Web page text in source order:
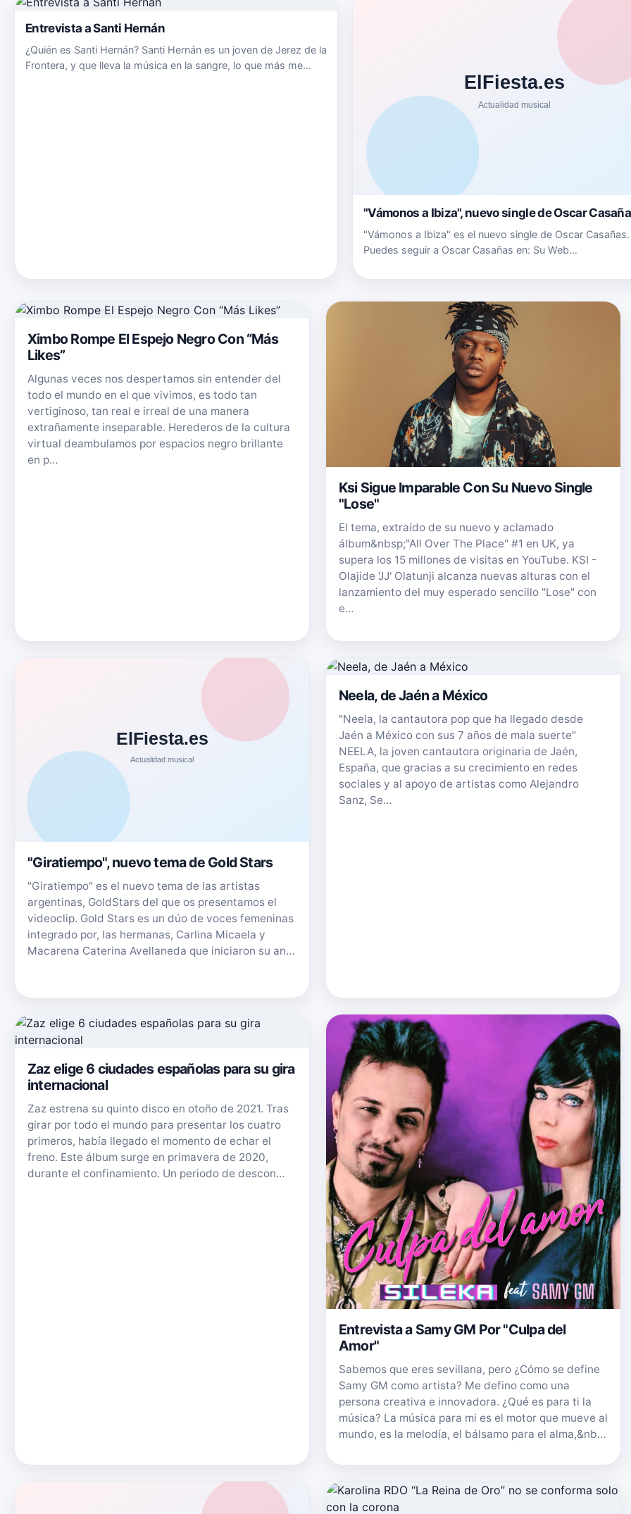
Entrevista a Santi Hernán
¿Quién es Santi Hernán? Santi Hernán es un joven de Jerez de la
Frontera, y que lleva la música en la sangre, lo que más me
"Vámonos a Ibiza", nuevo single de Oscar
"Vámonos a Ibiza" es el nuevo single de Oscar Casañas.
Puedes seguir a Oscar Casañas en: Su Web
Twitter&nbsp;@OSCARCASANAS Su
CASAÑAS Su Canal de YouTube:&nbsp…
Ximbo Rompe El Espejo Negro Con “Más
Likes”
Algunas veces nos despertamos sin entender del
todo el mundo en el que vivimos, es todo tan
vertiginoso, tan real e irreal de una manera
extrañamente inseparable. Herederos de la cultura
virtual deambulamos por espacios negro brillante
en p…
Ksi Sigue Imparable Con Su Nuevo Single
"Lose"
El tema, extraído de su nuevo y aclamado
álbum&nbsp;"All Over The Place" #1 en UK, ya
supera los 15 millones de visitas en YouTube. KSI -
Olajide 'JJ' Olatunji alcanza nuevas alturas con el
lanzamiento del muy esperado sencillo "Lose" con
e…
"Giratiempo", nuevo tema de Gold Stars
"Giratiempo" es el nuevo tema de las artistas
argentinas, GoldStars del que os presentamos el
videoclip. Gold Stars es un dúo de voces femeninas
integrado por, las hermanas, Carlina Micaela y
Macarena Caterina Avellaneda que iniciaron su an…
Neela, de Jaén a México
"Neela, la cantautora pop que ha llegado desde
Jaén a México con sus 7 años de mala suerte"
NEELA, la joven cantautora originaria de Jaén,
España, que gracias a su crecimiento en redes
sociales y al apoyo de artistas como Alejandro
Sanz, Se…
Zaz elige 6 ciudades españolas para su gira
internacional
Zaz estrena su quinto disco en otoño de 2021. Tras
girar por todo el mundo para presentar los cuatro
primeros, había llegado el momento de echar el
freno. Este álbum surge en primavera de 2020,
durante el confinamiento. Un periodo de descon…
Entrevista a Samy GM Por "Culpa del
Amor"
Sabemos que eres sevillana, pero ¿Cómo se define
Samy GM como artista? Me defino como una
persona creativa e innovadora. ¿Qué es para ti la
música? La música para mi es el motor que mueve al
mundo, es la melodía, el bálsamo para el alma,&nb…